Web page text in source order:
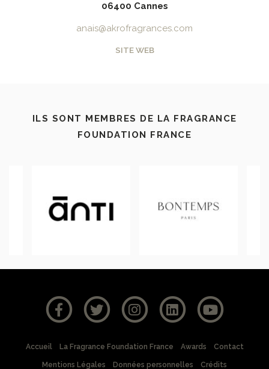
06400 Cannes
anais@akrofragrances.com
SITE WEB
ILS SONT MEMBRES DE LA FRAGRANCE
FOUNDATION FRANCE
Accueil La Fragrance Foundation France Awards Contact
Mentions Légales Données personnelles Crédits